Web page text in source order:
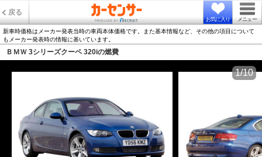
戻る
お気に入り メニュー
新車時価格はメーカー発表当時の車両本体価格です。また基本情報など、その他の項目について
もメーカー発表時の情報に基いています。
ＢＭＷ 3シリーズクーペ 320iの燃費
1/10